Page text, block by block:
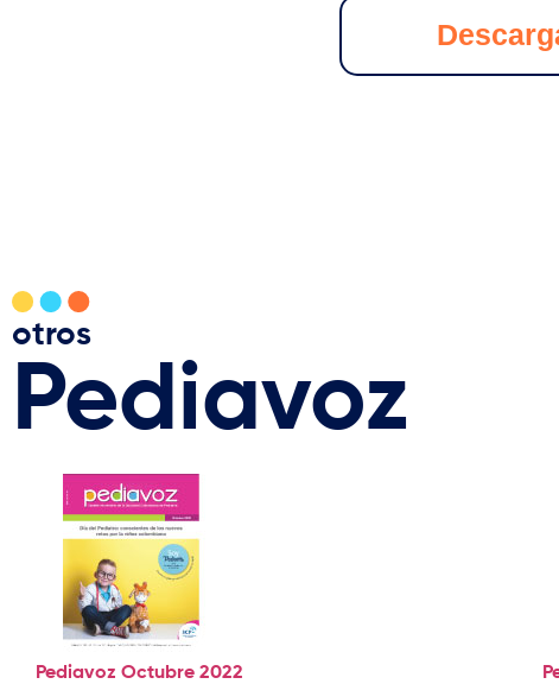
otros
Pediavoz
Pediavoz Octubre 2022